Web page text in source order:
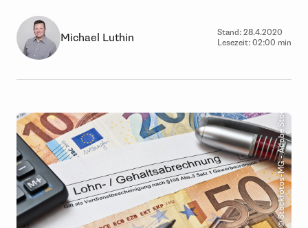
Michael Luthin Stand: 28.4.2020
Lesezeit: 02:00 min
© Stockfotos-MG - Adobe Stock